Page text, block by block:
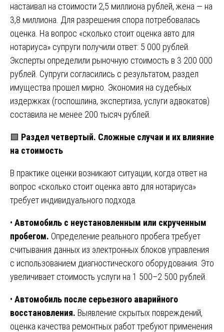
настаивал на стоимости 2,5 миллиона рублей, жена — на
3,8 миллиона. Для разрешения спора потребовалась
оценка. На вопрос «сколько стоит оценка авто для
нотариуса» супруги получили ответ: 5 000 рублей.
Эксперты определили рыночную стоимость в 3 200 000
рублей. Супруги согласились с результатом, раздел
имущества прошел мирно. Экономия на судебных
издержках (госпошлина, экспертиза, услуги адвокатов)
составила не менее 200 тысяч рублей.
🟩 Раздел четвертый. Сложные случаи и их влияние
на стоимость
В практике оценки возникают ситуации, когда ответ на
вопрос «сколько стоит оценка авто для нотариуса»
требует индивидуального подхода.
• Автомобиль с неустановленным или скрученным
пробегом. Определение реального пробега требует
считывания данных из электронных блоков управления
с использованием диагностического оборудования. Это
увеличивает стоимость услуги на 1 500–2 500 рублей.
• Автомобиль после серьезного аварийного
восстановления. Выявление скрытых повреждений,
оценка качества ремонтных работ требуют применения